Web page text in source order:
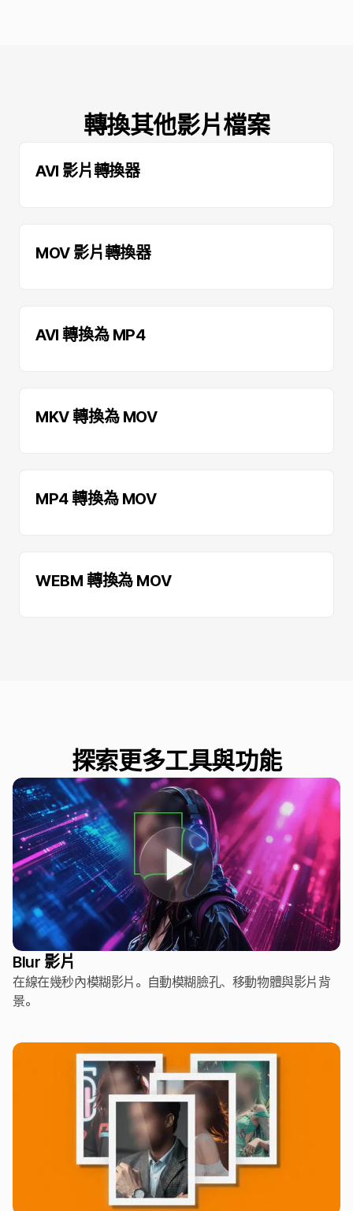
轉換其他影片檔案
AVI 影片轉換器
MOV 影片轉換器
AVI 轉換為 MP4
MKV 轉換為 MOV
MP4 轉換為 MOV
WEBM 轉換為 MOV
探索更多工具與功能
Blur 影片
在線在幾秒內模糊影片。自動模糊臉孔、移動物體與影片背
景。